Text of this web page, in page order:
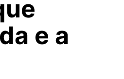
e a